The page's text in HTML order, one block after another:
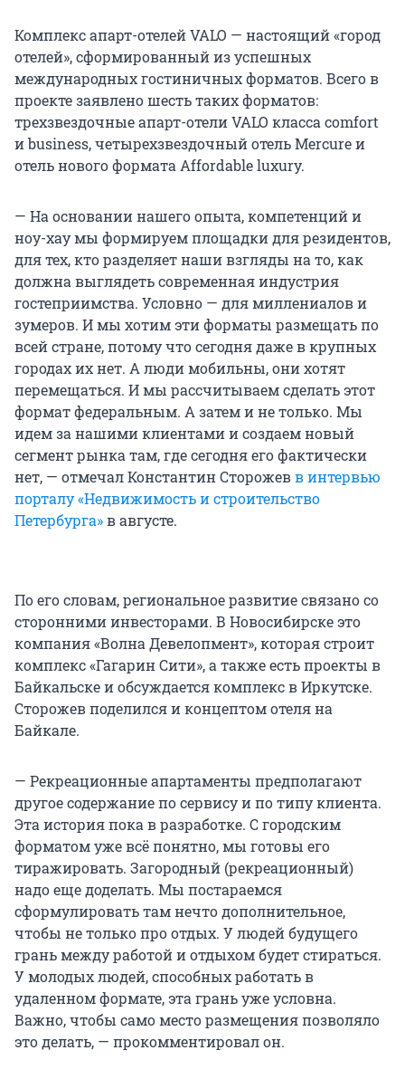
Комплекс апарт-отелей VALO — настоящий «город
отелей», сформированный из успешных
международных гостиничных форматов. Всего в
проекте заявлено шесть таких форматов:
трехзвездочные апарт-отели VALO класса comfort
и business, четырехзвездочный отель Mercure и
отель нового формата Affordable luxury.
— На основании нашего опыта, компетенций и
ноу-хау мы формируем площадки для резидентов,
для тех, кто разделяет наши взгляды на то, как
должна выглядеть современная индустрия
гостеприимства. Условно — для миллениалов и
зумеров. И мы хотим эти форматы размещать по
всей стране, потому что сегодня даже в крупных
городах их нет. А люди мобильны, они хотят
перемещаться. И мы рассчитываем сделать этот
формат федеральным. А затем и не только. Мы
идем за нашими клиентами и создаем новый
сегмент рынка там, где сегодня его фактически
нет, — отмечал Константин Сторожевв интервью
порталу «Недвижимость и строительство
Петербурга»в августе.
По его словам, региональное развитие связано со
сторонними инвесторами. В Новосибирске это
компания «Волна Девелопмент», которая строит
комплекс «Гагарин Сити», а также есть проекты в
Байкальске и обсуждается комплекс в Иркутске.
Сторожев поделился и концептом отеля на
Байкале.
— Рекреационные апартаменты предполагают
другое содержание по сервису и по типу клиента.
Эта история пока в разработке. С городским
форматом уже всё понятно, мы готовы его
тиражировать. Загородный (рекреационный)
надо еще доделать. Мы постараемся
сформулировать там нечто дополнительное,
чтобы не только про отдых. У людей будущего
грань между работой и отдыхом будет стираться.
У молодых людей, способных работать в
удаленном формате, эта грань уже условна.
Важно, чтобы само место размещения позволяло
это делать, — прокомментировал он.